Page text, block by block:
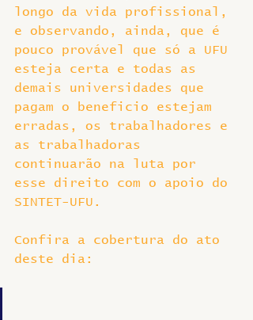
longo da vida profissional,
e observando, ainda, que é
pouco provável que só a UFU
esteja certa e todas as
demais universidades que
pagam o beneficio estejam
erradas, os trabalhadores e
as trabalhadoras
continuarão na luta por
esse direito com o apoio do
SINTET-UFU.
Confira a cobertura do ato
deste dia: